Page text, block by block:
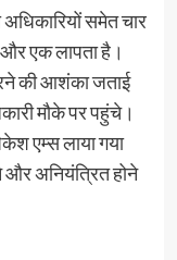
अधिकारियों समेत चार
एक लापता है।
की आशंका जताई
मौके पर पहुंचे।
एम्स लाया गया
और अनियंत्रित होने